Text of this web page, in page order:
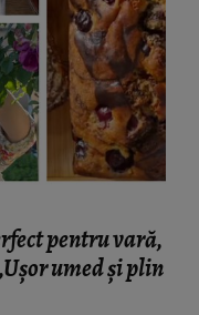
pentru vară,
umed și plin